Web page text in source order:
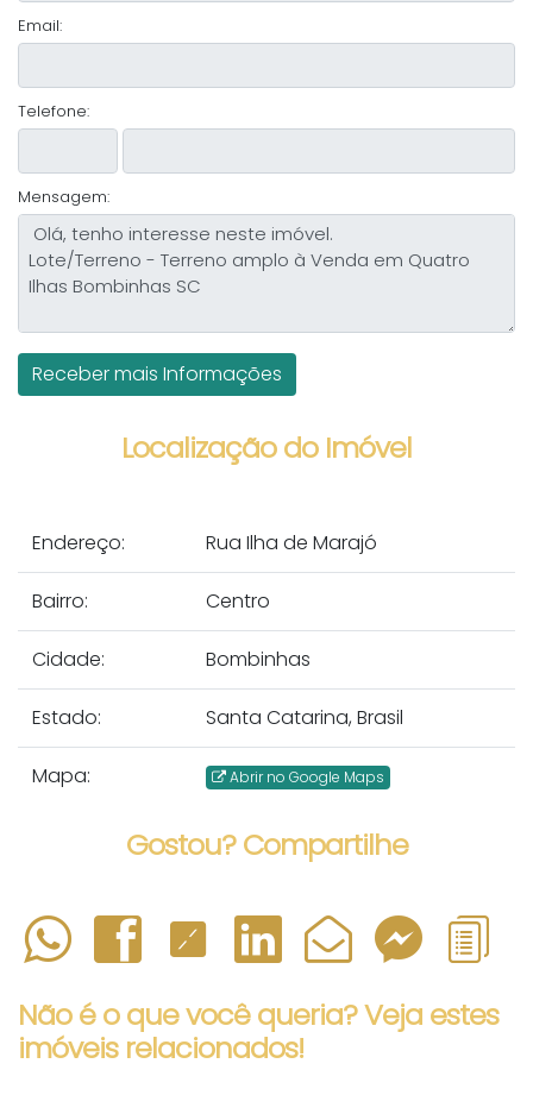
Email:
Telefone:
Mensagem:
Localização do Imóvel
Endereço: Rua Ilha de Marajó
Bairro: Centro
Cidade: Bombinhas
Estado: Santa Catarina, Brasil
Mapa: Abrir no Google Maps
Gostou? Compartilhe
Não é o que você queria? Veja estes
imóveis relacionados!